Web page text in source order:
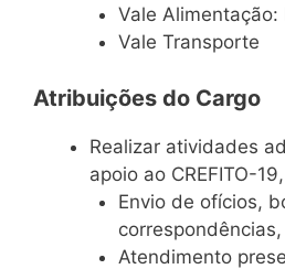
Vale Alimentação:
Vale Transporte
Atribuições do Cargo
Realizar atividades
apoio ao CREFITO-
Envio de ofícios,
Atendimento